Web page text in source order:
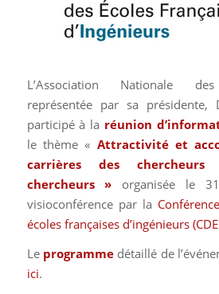
L’Association Nationale des
représentée par sa présidente,
participé à la réunion
le thème « Attractivité et
carrières des chercheurs
chercheurs » organisée le
visioconférence par la
écoles françaises d’ingénieurs
Le programmedétaillé de
ici.